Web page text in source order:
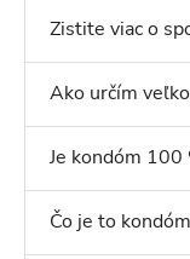
Zistite viac o
Ako určím
Je kondóm 100
Čo je to